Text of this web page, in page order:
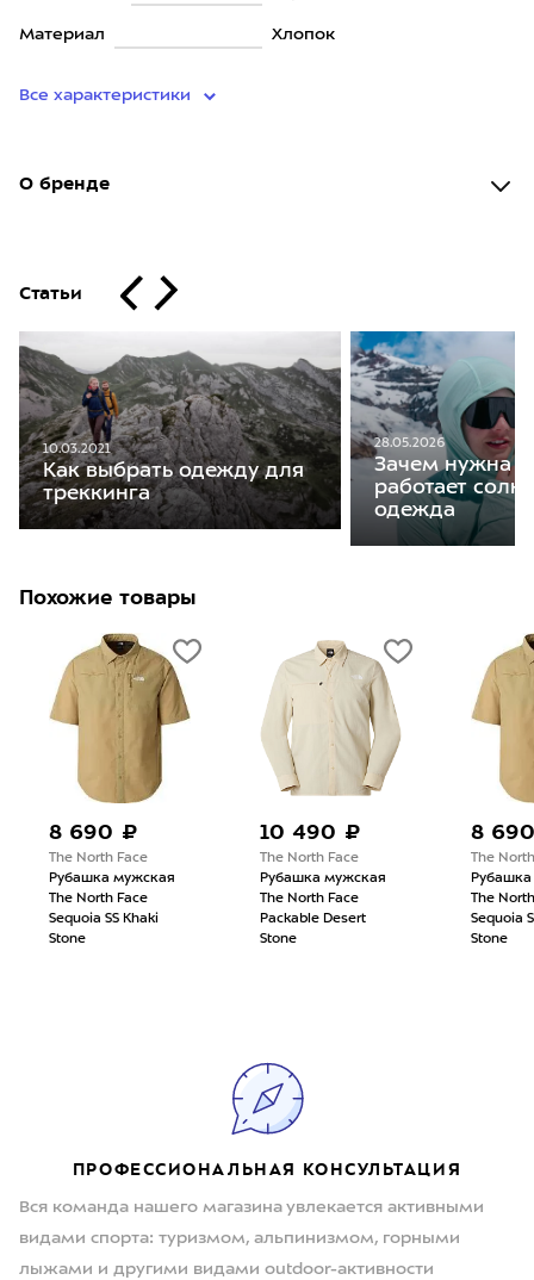
Материал Хлопок
Все характеристики
О бренде
Статьи
10.03.2021
Как выбрать одежду для
треккинга
28.05.2026
Зачем нужна и
работает
одежда
Похожие товары
8 690 ₽
The North Face
Рубашка мужская
The North Face
Sequoia SS Khaki
Stone
10 490 ₽
The North Face
Рубашка мужская
The North Face
Packable Desert
Stone
8
The
The
Sequoia
Stone
ПРОФЕССИОНАЛЬНАЯ КОНСУЛЬТАЦИЯ
Вся команда нашего магазина увлекается активными
видами спорта: туризмом, альпинизмом, горными
лыжами и другими видами outdoor-активности